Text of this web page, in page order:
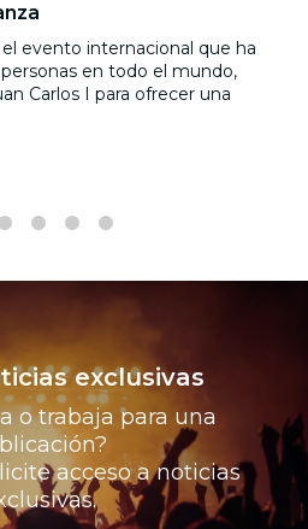
evento internacional que ha
en todo el mundo,
Carlos I para ofrecer una
exclusivas
o trabaja para una
acceso a noticias